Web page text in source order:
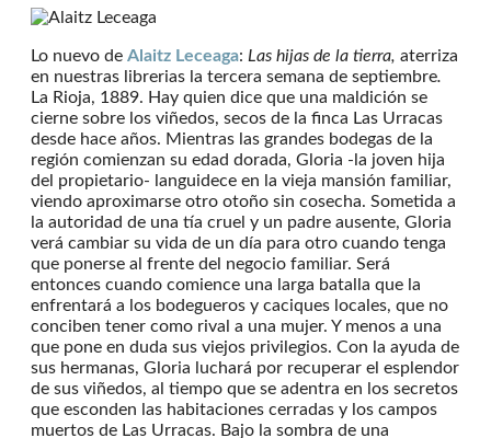
Lo nuevo de Alaitz Leceaga: Las hijas de la tierra, aterriza
en nuestras librerias la tercera semana de septiembre.
La Rioja, 1889. Hay quien dice que una maldición se
cierne sobre los viñedos, secos de la finca Las Urracas
desde hace años. Mientras las grandes bodegas de la
región comienzan su edad dorada, Gloria -la joven hija
del propietario- languidece en la vieja mansión familiar,
viendo aproximarse otro otoño sin cosecha. Sometida a
la autoridad de una tía cruel y un padre ausente, Gloria
verá cambiar su vida de un día para otro cuando tenga
que ponerse al frente del negocio familiar. Será
entonces cuando comience una larga batalla que la
enfrentará a los bodegueros y caciques locales, que no
conciben tener como rival a una mujer. Y menos a una
que pone en duda sus viejos privilegios. Con la ayuda de
sus hermanas, Gloria luchará por recuperar el esplendor
de sus viñedos, al tiempo que se adentra en los secretos
que esconden las habitaciones cerradas y los campos
muertos de Las Urracas. Bajo la sombra de una